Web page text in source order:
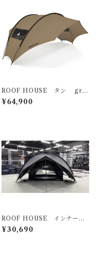
ROOF HOUSE タン gro
und cover
¥64,900
ROOF HOUSE インナーテ
ント ブラック ground c
over
¥30,690